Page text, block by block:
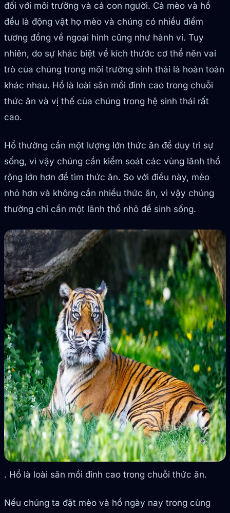
đối với môi trường và cả con người. Cả mèo và hổ
đều là động vật họ mèo và chúng có nhiều điểm
tương đồng về ngoại hình cũng như hành vi. Tuy
nhiên, do sự khác biệt về kích thước cơ thể nên vai
trò của chúng trong môi trường sinh thái là hoàn toàn
khác nhau. Hổ là loài săn mồi đỉnh cao trong chuỗi
thức ăn và vị thế của chúng trong hệ sinh thái rất
cao.
Hổ thường cần một lượng lớn thức ăn để duy trì sự
sống, vì vậy chúng cần kiểm soát các vùng lãnh thổ
rộng lớn hơn để tìm thức ăn. So với điều này, mèo
nhỏ hơn và không cần nhiều thức ăn, vì vậy chúng
thường chỉ cần một lãnh thổ nhỏ để sinh sống.
. Hổ là loài săn mồi đỉnh cao trong chuỗi thức ăn.
Nếu chúng ta đặt mèo và hổ ngày nay trong cùng